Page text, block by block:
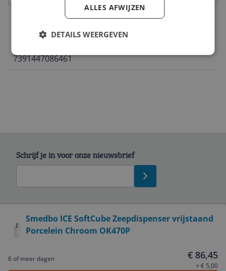
Belangrijkste kenmerken
7391447086461
Smedbo ICE SoftCube Zeepdispenser vrijstaand
Porcelein Chroom OK470P
6 of meer dagen € 86,45
+ € 5,00
Schrijf je in voor onze nieuwsbrief
Service
Algemeen
ALLES AFWIJZEN
DETAILS WEERGEVEN